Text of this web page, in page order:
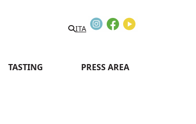
ITA
InstagramFacebook
TASTING PRESS AREA